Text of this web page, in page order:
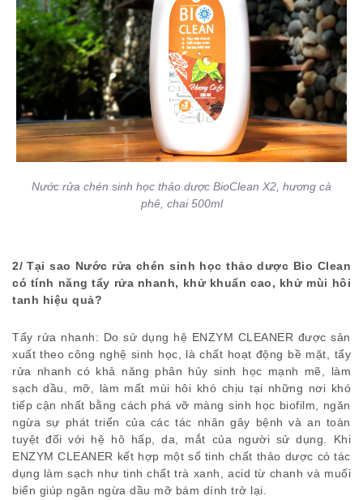
Nước rửa chén sinh học thảo dược BioClean X2, hương cà
phê, chai 500ml
2/ Tại sao Nước rửa chén sinh học thảo dược Bio Clean
có tính năng tẩy rửa nhanh, khử khuẩn cao, khử mùi hôi
tanh hiệu quả?
Tẩy rửa nhanh: Do sử dụng hệ ENZYM CLEANER được sản
xuất theo công nghệ sinh học, là chất hoạt động bề mặt, tẩy
rửa nhanh có khả năng phân hủy sinh học mạnh mẽ, làm
sạch dầu, mỡ, làm mất mùi hôi khó chịu tại những nơi khó
tiếp cận nhất bằng cách phá vỡ màng sinh học biofilm, ngăn
ngừa sự phát triển của các tác nhân gây bệnh và an toàn
tuyệt đối với hệ hô hấp, da, mắt của người sử dụng. Khi
ENZYM CLEANER kết hợp một số tinh chất thảo dược có tác
dụng làm sạch như tinh chất trà xanh, acid từ chanh và muối
biển giúp ngăn ngừa dầu mỡ bám dính trở lại.